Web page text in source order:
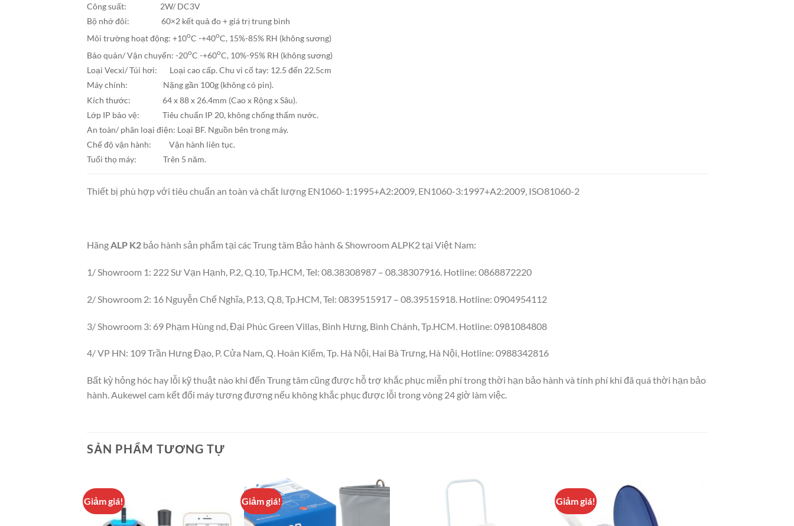
Công suất: 2W/ DC3V
Bộ nhớ đôi: 60×2 kết quả đo + giá trị trung bình
Môi trường hoạt động: +10oC -+40oC, 15%-85% RH (không sương)
Bảo quản/ Vận chuyển: -20oC -+60oC, 10%-95% RH (không sương)
Loại Vecxi/ Túi hơi: Loại cao cấp. Chu vi cổ tay: 12.5 đến 22.5cm
Máy chính: Nặng gần 100g (không có pin).
Kích thước: 64 x 88 x 26.4mm (Cao x Rộng x Sâu).
Lớp IP bảo vệ: Tiêu chuẩn IP 20, không chống thấm nước.
An toàn/ phân loại điện: Loại BF. Nguồn bên trong máy.
Chế độ vận hành: Vận hành liên tục.
Tuổi thọ máy: Trên 5 năm.
Thiết bị phù hợp với tiêu chuẩn an toàn và chất lượng EN1060-1:1995+A2:2009, EN1060-3:1997+A2:2009, ISO81060-2
HãngALP K2 bảo hành sản phẩm tại các Trung tâm Bảo hành & Showroom ALPK2 tại Việt Nam:
1/ Showroom 1: 222 Sư Vạn Hạnh, P.2, Q.10, Tp.HCM, Tel: 08.38308987 – 08.38307916. Hotline: 0868872220
2/ Showroom 2: 16 Nguyễn Chế Nghĩa, P.13, Q.8, Tp.HCM, Tel: 0839515917 – 08.39515918. Hotline: 0904954112
3/ Showroom 3: 69 Phạm Hùng nd, Đại Phúc Green Villas, Bình Hưng, Bình Chánh, Tp.HCM. Hotline: 0981084808
4/ VP HN: 109 Trần Hưng Đạo, P. Cửa Nam, Q. Hoàn Kiếm, Tp. Hà Nội, Hai Bà Trưng, Hà Nội, Hotline: 0988342816
Bất kỳ hỏng hóc hay lỗi kỹ thuật nào khi đến Trung tâm cũng được hỗ trợ khắc phục miễn phí trong thời hạn bảo hành và tính phí khi đã quá thời hạn bảo
hành. Aukewel cam kết đổi máy tương đương nếu không khắc phục được lỗi trong vòng 24 giờ làm việc.
SẢN PHẨM TƯƠNG TỰ
Giảm giá! Giảm giá! Giảm giá!